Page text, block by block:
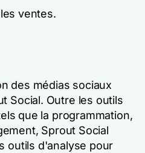
ventes.
des médias sociaux
Social. Outre les outils
que la programmation,
Sprout Social
outils d'analyse pour